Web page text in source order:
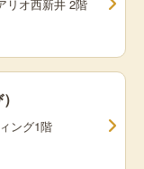
リオ西新井 2階
ング1階